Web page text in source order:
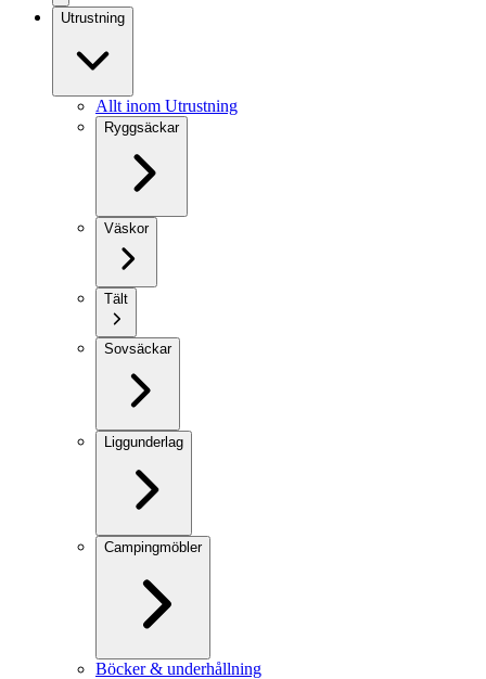
Utrustning
Allt inom Utrustning
Ryggsäckar
Väskor
Tält
Sovsäckar
Liggunderlag
Campingmöbler
Böcker & underhållning